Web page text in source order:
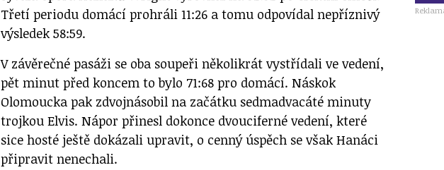
Třetí periodu domácí prohráli 11:26 a tomu odpovídal nepříznivý
výsledek 58:59.
V závěrečné pasáži se oba soupeři několikrát vystřídali ve vedení,
pět minut před koncem to bylo 71:68 pro domácí. Náskok
Olomoucka pak zdvojnásobil na začátku sedmadvacáté minuty
trojkou Elvis. Nápor přinesl dokonce dvouciferné vedení, které
sice hosté ještě dokázali upravit, o cenný úspěch se však Hanáci
připravit nenechali.